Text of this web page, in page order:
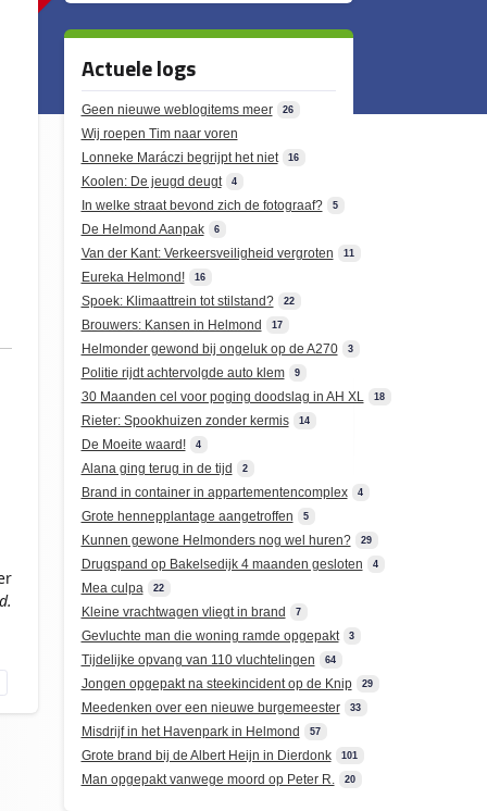
Actuele logs
Geen nieuwe weblogitems meer 26
Wij roepen Tim naar voren
Lonneke Maráczi begrijpt het niet
16
Koolen: De jeugd deugt 4
In welke straat bevond zich de fotograaf? 5
De Helmond Aanpak 6
Van der Kant: Verkeersveiligheid vergroten 11
Eureka Helmond! 16
Spoek: Klimaattrein tot stilstand? 22
Brouwers: Kansen in Helmond 17
Helmonder gewond bij ongeluk op de A270 3
Politie rijdt achtervolgde auto klem 9
30 Maanden cel voor poging doodslag in AH XL 18
Rieter: Spookhuizen zonder kermis 14
De Moeite waard! 4
Alana ging terug in de tijd 2
Brand in container in appartementencomplex 4
Grote hennepplantage aangetroffen 5
Kunnen gewone Helmonders nog wel huren? 29
Drugspand op Bakelsedijk 4 maanden gesloten 4
Mea culpa 22
Kleine vrachtwagen vliegt in brand 7
Gevluchte man die woning ramde opgepakt 3
Tijdelijke opvang van 110 vluchtelingen 64
Jongen opgepakt na steekincident op de Knip 29
Meedenken over een nieuwe burgemeester 33
Misdrijf in het Havenpark in Helmond 57
Grote brand bij de Albert Heijn in Dierdonk 101
Man opgepakt vanwege moord op Peter R. 20